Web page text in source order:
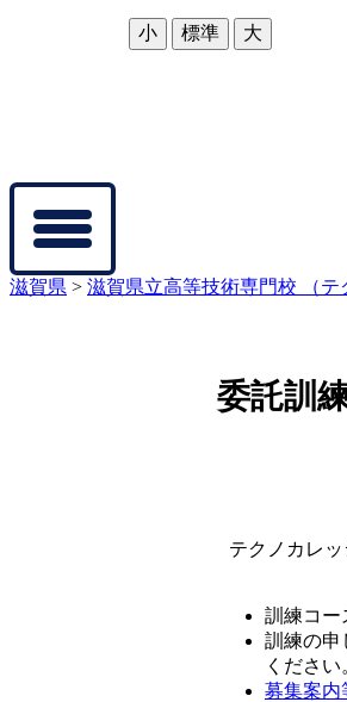
小 標準 大
滋賀県 > 滋賀県立高等技術専門校 （テ
委託訓
テクノカレ
訓練コー
訓練の申
ください
募集案内